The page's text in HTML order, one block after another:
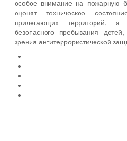
особое внимание на пожарную
оценят техническое
прилегающих территорий,
безопасного пребывания
зрения антитеррористической